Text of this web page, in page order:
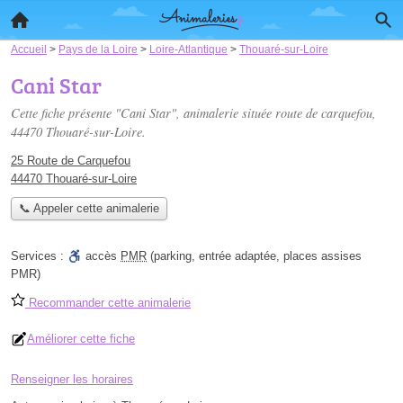
Accueil > Pays de la Loire > Loire-Atlantique > Thouaré-sur-Loire
Cani Star
Cette fiche présente "Cani Star", animalerie située route de carquefou,
44470 Thouaré-sur-Loire.
25 Route de Carquefou
44470 Thouaré-sur-Loire
📞 Appeler cette animalerie
Services : accès PMR (parking, entrée adaptée, places assises
PMR)
Recommander cette animalerie
Améliorer cette fiche
Renseigner les horaires